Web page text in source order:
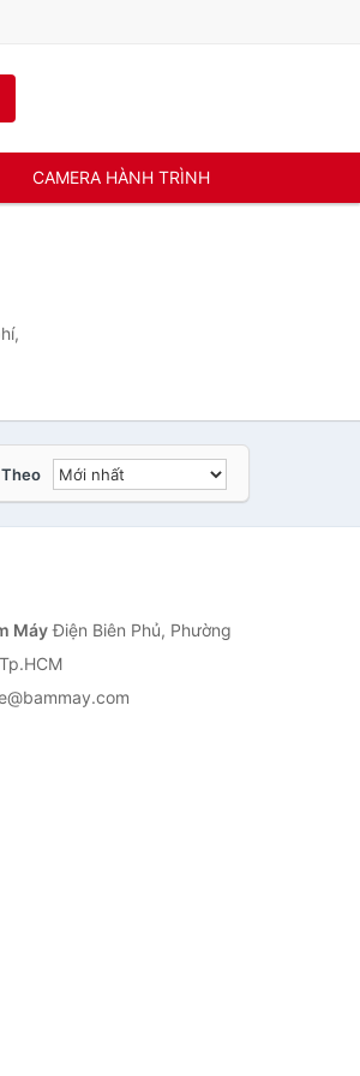
CAMERA HÀNH TRÌNH
Theo
MáyĐiện Biên Phủ, Phường